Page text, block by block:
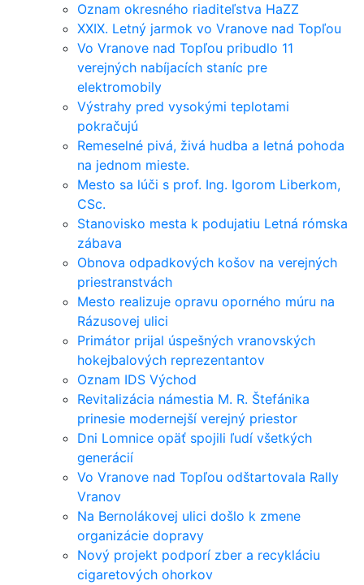
Oznam okresného riaditeľstva HaZZ
XXIX. Letný jarmok vo Vranove nad Topľou
Vo Vranove nad Topľou pribudlo 11
verejných nabíjacích staníc pre
elektromobily
Výstrahy pred vysokými teplotami
pokračujú
Remeselné pivá, živá hudba a letná pohoda
na jednom mieste.
Mesto sa lúči s prof. Ing. Igorom Liberkom,
CSc.
Stanovisko mesta k podujatiu Letná rómska
zábava
Obnova odpadkových košov na verejných
priestranstvách
Mesto realizuje opravu oporného múru na
Rázusovej ulici
Primátor prijal úspešných vranovských
hokejbalových reprezentantov
Oznam IDS Východ
Revitalizácia námestia M. R. Štefánika
prinesie modernejší verejný priestor
Dni Lomnice opäť spojili ľudí všetkých
generácií
Vo Vranove nad Topľou odštartovala Rally
Vranov
Na Bernolákovej ulici došlo k zmene
organizácie dopravy
Nový projekt podporí zber a recykláciu
cigaretových ohorkov